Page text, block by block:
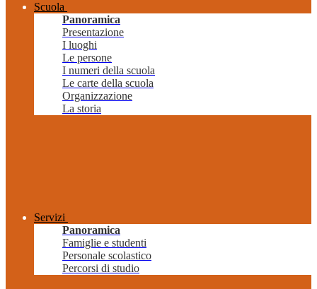
Scuola
Panoramica
Presentazione
I luoghi
Le persone
I numeri della scuola
Le carte della scuola
Organizzazione
La storia
Servizi
Panoramica
Famiglie e studenti
Personale scolastico
Percorsi di studio